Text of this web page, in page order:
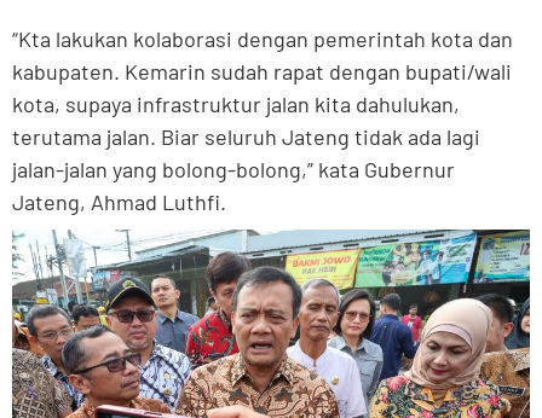
“Kta lakukan kolaborasi dengan pemerintah kota dan
kabupaten. Kemarin sudah rapat dengan bupati/wali
kota, supaya infrastruktur jalan kita dahulukan,
terutama jalan. Biar seluruh Jateng tidak ada lagi
jalan-jalan yang bolong-bolong,” kata Gubernur
Jateng, Ahmad Luthfi.